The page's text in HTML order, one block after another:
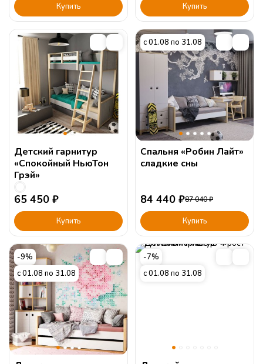
Купить Купить
Детский гарнитур
«Спокойный НьюТон
Грэй»
65 450 ₽
Купить
с 01.08 по 31.08
Спальня «Робин Лайт»
сладкие сны
84 440 ₽87 040₽
Купить
-9%
с 01.08 по 31.08
-7%
с 01.08 по 31.08